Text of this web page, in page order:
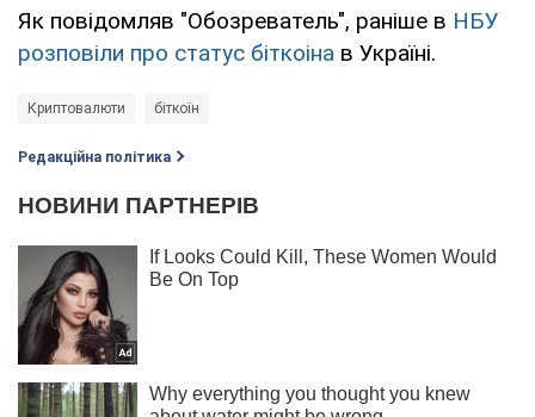
Як повідомляв "Обозреватель", раніше в НБУ
розповіли про статус біткоіна в Україні.
Криптовалюти біткоїн
Редакційна політика